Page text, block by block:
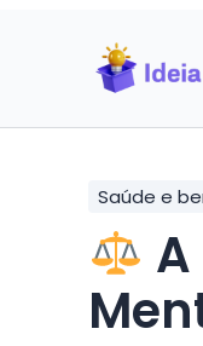
Saúde e